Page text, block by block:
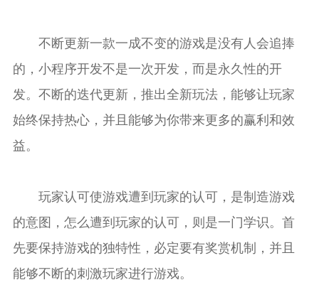
不断更新一款一成不变的游戏是没有人会追捧
的，小程序开发不是一次开发，而是永久性的开
发。不断的迭代更新，推出全新玩法，能够让玩家
始终保持热心，并且能够为你带来更多的赢利和效
益。
玩家认可使游戏遭到玩家的认可，是制造游戏
的意图，怎么遭到玩家的认可，则是一门学识。首
先要保持游戏的独特性，必定要有奖赏机制，并且
能够不断的刺激玩家进行游戏。